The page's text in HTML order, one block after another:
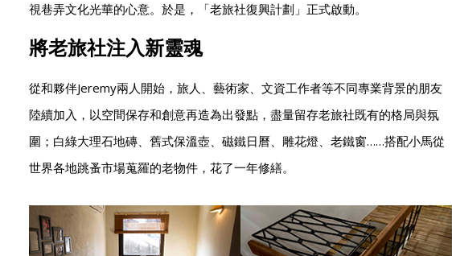
視巷弄文化光華的心意。於是，「老旅社復興計劃」正式啟動。
將老旅社注入新靈魂
從和夥伴Jeremy兩人開始，旅人、藝術家、文資工作者等不同專業背景的朋友
陸續加入，以空間保存和創意再造為出發點，盡量留存老旅社既有的格局與氛
圍；白綠大理石地磚、舊式保溫壺、磁鐵日曆、雕花燈、老鐵窗……搭配小馬從
世界各地跳蚤市場蒐羅的老物件，花了一年修繕。